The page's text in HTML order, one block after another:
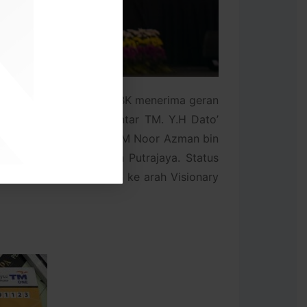
ini membolehkan MBK menerima geran
Concept Bandar Pintar TM. Y.H Dato’
Y.Bhg. Datuk Wira M Noor Azman bin
Perbadanan Putrajaya. Status
Pintar Kuantan ke arah Visionary